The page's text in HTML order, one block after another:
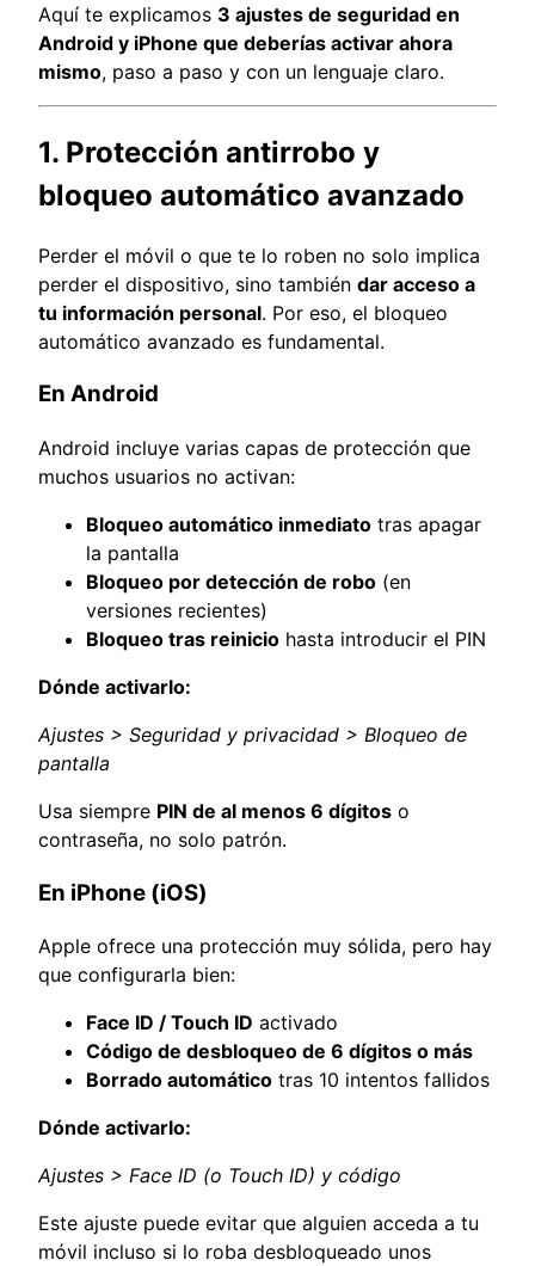
Aquí te explicamos 3 ajustes de seguridad en
Android y iPhone que deberías activar ahora
mismo, paso a paso y con un lenguaje claro.
1. Protección antirrobo y
bloqueo automático avanzado
Perder el móvil o que te lo roben no solo implica
perder el dispositivo, sino también dar acceso a
tu información personal. Por eso, el bloqueo
automático avanzado es fundamental.
En Android
Android incluye varias capas de protección que
muchos usuarios no activan:
Bloqueo automático inmediato tras apagar
la pantalla
Bloqueo por detección de robo (en
versiones recientes)
Bloqueo tras reinicio hasta introducir el PIN
Dónde activarlo:
Ajustes > Seguridad y privacidad > Bloqueo de
pantalla
Usa siempre PIN de al menos 6 dígitos o
contraseña, no solo patrón.
En iPhone (iOS)
Apple ofrece una protección muy sólida, pero hay
que configurarla bien:
Face ID / Touch ID activado
Código de desbloqueo de 6 dígitos o más
Borrado automático tras 10 intentos fallidos
Dónde activarlo:
Ajustes > Face ID (o Touch ID) y código
Este ajuste puede evitar que alguien acceda a tu
móvil incluso si lo roba desbloqueado unos